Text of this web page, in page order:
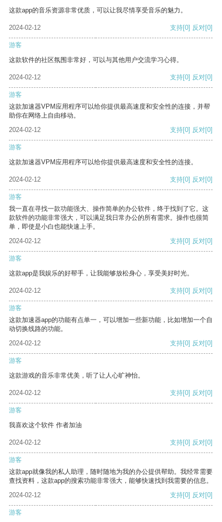
这款app的音乐资源非常优质，可以让我尽情享受音乐的魅力。
2024-02-12 支持[0] 反对[0]
游客
这款软件的社区氛围非常好，可以与其他用户交流学习心得。
2024-02-12 支持[0] 反对[0]
游客
这款加速器VPM应用程序可以给你提供最高速度和安全性的连接，并帮
助你在网络上自由移动。
2024-02-12
支持[0] 反对[0]
游客
这款加速器VPM应用程序可以给你提供最高速度和安全性的连接。
2024-02-12 支持[0] 反对[0]
游客
我一直在寻找一款功能强大、操作简单的办公软件，终于找到了它。这
款软件的功能非常强大，可以满足我日常办公的所有需求。操作也很简
单，即使是小白也能快速上手。
2024-02-12
支持[0] 反对[0]
游客
这款app是我娱乐的好帮手，让我能够放松身心，享受美好时光。
2024-02-12 支持[0] 反对[0]
游客
这款加速器app的功能有点单一，可以增加一些新功能，比如增加一个自
动切换线路的功能。
2024-02-12
支持[0] 反对[0]
游客
这款游戏的音乐非常优美，听了让人心旷神怡。
2024-02-12 支持[0] 反对[0]
游客
我喜欢这个软件 作者加油
2024-02-12 支持[0] 反对[0]
游客
这款app就像我的私人助理，随时随地为我的办公提供帮助。我经常需要
查找资料，这款app的搜索功能非常强大，能够快速找到我需要的信息。
2024-02-12
支持[0] 反对[0]
游客